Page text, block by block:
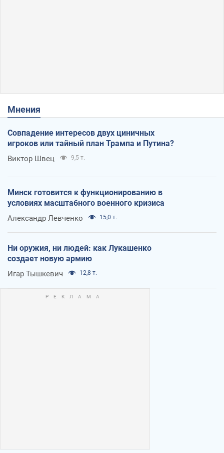
Мнения
Совпадение интересов двух циничных
игроков или тайный план Трампа и Путина?
Виктор Швец 9,5 т.
Минск готовится к функционированию в
условиях масштабного военного кризиса
Александр Левченко 15,0 т.
Ни оружия, ни людей: как Лукашенко
создает новую армию
Игар Тышкевич 12,8 т.